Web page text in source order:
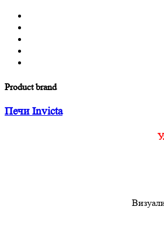
Product brand
Печи Invicta